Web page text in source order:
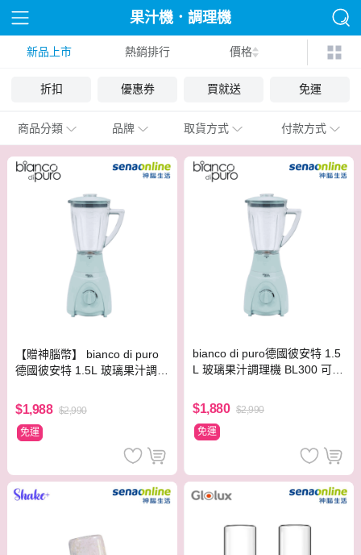
果汁機．調理機
新品上市 熱銷排行 價格
折扣 優惠券 買就送 免運
商品分類 品牌 取貨方式 付款方式
【贈神腦幣】 bianco di puro
德國彼安特 1.5L 玻璃果汁調理
$1,988 $2,990
免運
bianco di puro德國彼安特 1.5
L 玻璃果汁調理機 BL300 可製
$1,880 $2,990
免運